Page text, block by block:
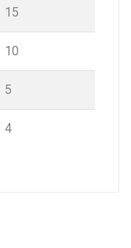
15
10
5
4